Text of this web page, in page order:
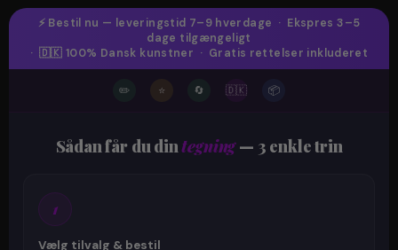
⚡ Bestil nu — leveringstid 7–9 hverdage · Ekspres 3–5
dage tilgængeligt
· 🇩🇰 100% Dansk kunstner · Gratis rettelser inkluderet
✏️ ⭐ 🔄 🇩🇰 📦
Sådan får du dintegning— 3 enkle trin
1
Vælg tilvalg & bestil